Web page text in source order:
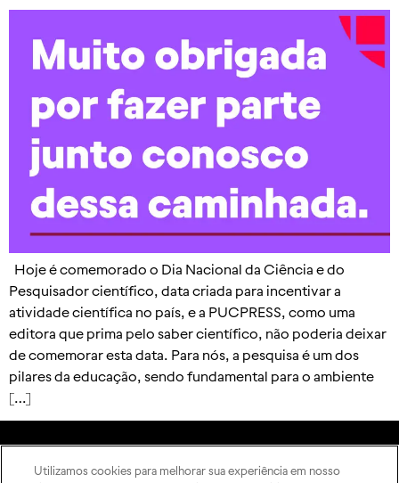
Hoje é comemorado o Dia Nacional da Ciência e do
Pesquisador científico, data criada para incentivar a
atividade científica no país, e a PUCPRESS, como uma
editora que prima pelo saber científico, não poderia deixar
de comemorar esta data. Para nós, a pesquisa é um dos
pilares da educação, sendo fundamental para o ambiente
[…]
Utilizamos cookies para melhorar sua experiência em nosso